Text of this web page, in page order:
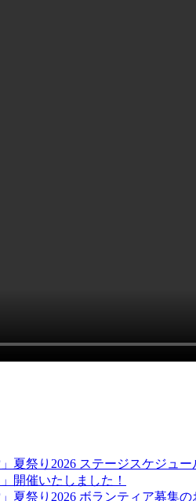
夏祭り2026 ステージスケジュ
開催いたしました！
夏祭り2026 ボランティア募集